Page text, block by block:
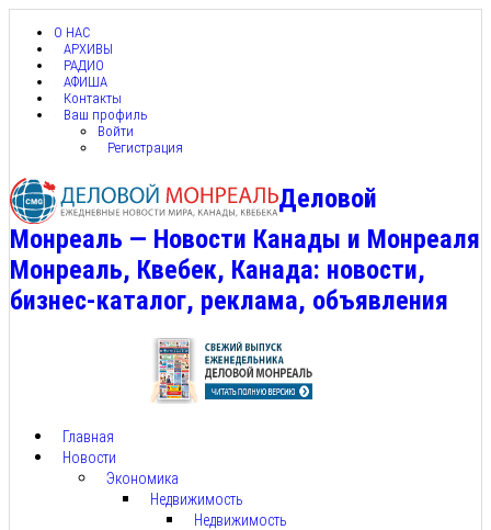
О НАС
АРХИВЫ
РАДИО
АФИША
Контакты
Ваш профиль
Войти
Регистрация
Деловой
Монреаль — Новости Канады и Монреаля
Монреаль, Квебек, Канада: новости,
бизнес-каталог, реклама, объявления
Главная
Новости
Экономика
Недвижимость
Недвижимость